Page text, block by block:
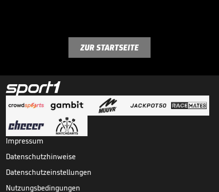
ZUR STARTSEITE
Impressum
Datenschutzhinweise
Datenschutzeinstellungen
Nutzungsbedingungen